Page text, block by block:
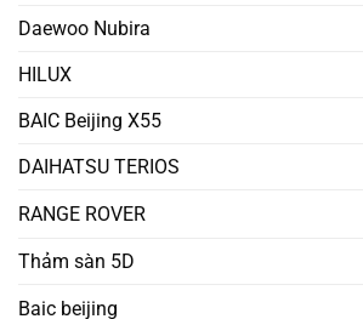
Daewoo Nubira
HILUX
BAIC Beijing X55
DAIHATSU TERIOS
RANGE ROVER
Thảm sàn 5D
Baic beijing